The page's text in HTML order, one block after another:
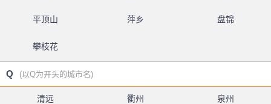
平顶山 萍乡 盘锦
攀枝花
Q (以Q为开头的城市名)
清远 衢州 泉州